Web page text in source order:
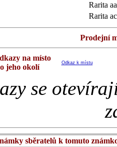
Rarita
Rarita
Prodejní
na místo
jeho okolí
Odkaz k místu
se
sběratelů k tomuto